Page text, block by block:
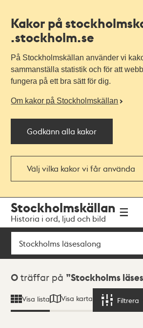
Kakor på
.stockholm.se
På Stockholmskällan använder vi
sammanställa statistik och för att
fungera på ett bra sätt för dig.
Om kakor på Stockholmskällan
Godkänn alla kakor
Välj vilka kakor vi får använda
navigationen
huvudinnehållet
Stockholmskällan
Historia i ord, ljud och bild
Sök
Sökresultat
0 träffar på Stockholms
Visa lista Visa karta Filtrera